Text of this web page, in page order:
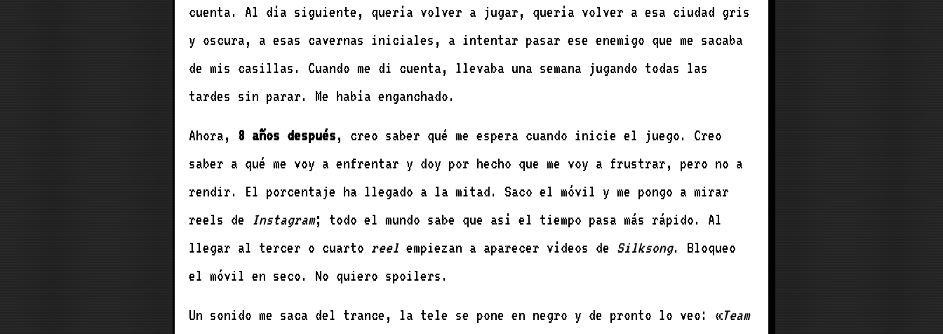
cuenta. Al día siguiente, quería volver a jugar, quería volver a esa ciudad gris
y oscura, a esas cavernas iniciales, a intentar pasar ese enemigo que me sacaba
de mis casillas. Cuando me di cuenta, llevaba una semana jugando todas las
tardes sin parar. Me había enganchado.
Ahora, 8 años después, creo saber qué me espera cuando inicie el juego. Creo
saber a qué me voy a enfrentar y doy por hecho que me voy a frustrar, pero no a
rendir. El porcentaje ha llegado a la mitad. Saco el móvil y me pongo a mirar
reels de Instagram; todo el mundo sabe que así el tiempo pasa más rápido. Al
llegar al tercer o cuarto reel empiezan a aparecer vídeos de Silksong. Bloqueo
el móvil en seco. No quiero spoilers.
Un sonido me saca del trance, la tele se pone en negro y de pronto lo veo: «Team